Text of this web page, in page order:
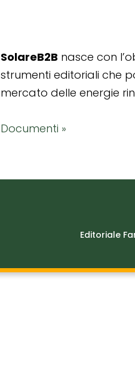
SolareB2B nasce con
strumenti editoriali che
mercato delle energie
Documenti »
Editoriale